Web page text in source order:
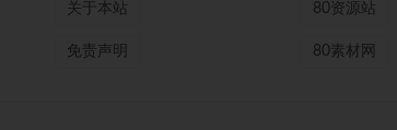
关于本站
免责声明
80资源站
80素材网